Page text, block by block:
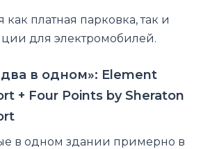
как платная парковка, так и
для электромобилей.
в одном»: Element
+ Four Points by Sheraton
в одном здании примерно в